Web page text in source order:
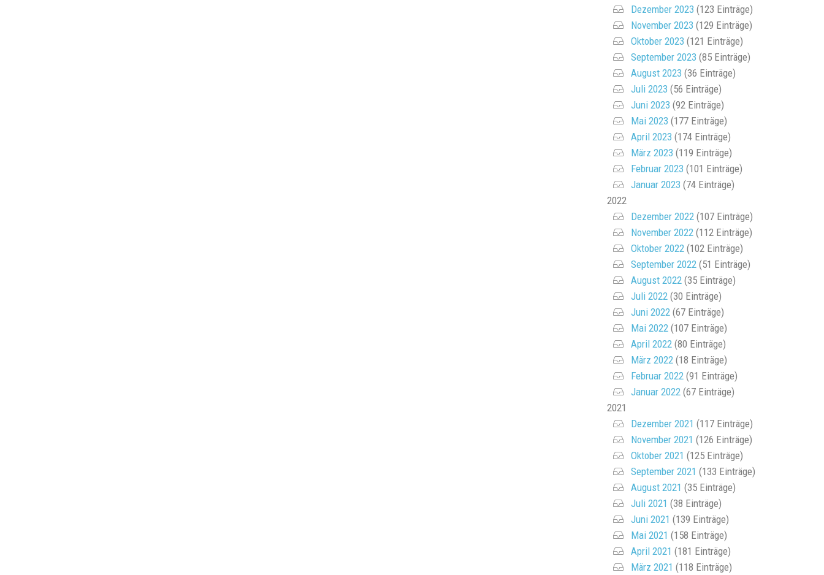
Dezember 2023 (123 Einträge)
November 2023 (129 Einträge)
Oktober 2023 (121 Einträge)
September 2023 (85 Einträge)
August 2023 (36 Einträge)
Juli 2023 (56 Einträge)
Juni 2023 (92 Einträge)
Mai 2023 (177 Einträge)
April 2023 (174 Einträge)
März 2023 (119 Einträge)
Februar 2023 (101 Einträge)
Januar 2023 (74 Einträge)
2022
Dezember 2022(107 Einträge)
November 2022(112 Einträge)
Oktober 2022(102 Einträge)
September 2022(51 Einträge)
August 2022(35 Einträge)
Juli 2022(30 Einträge)
Juni 2022(67 Einträge)
Mai 2022(107 Einträge)
April 2022(80 Einträge)
März 2022(18 Einträge)
Februar 2022(91 Einträge)
Januar 2022(67 Einträge)
2021
Dezember 2021 (117 Einträge)
November 2021 (126 Einträge)
Oktober 2021 (125 Einträge)
September 2021 (133 Einträge)
August 2021 (35 Einträge)
Juli 2021 (38 Einträge)
Juni 2021 (139 Einträge)
Mai 2021 (158 Einträge)
April 2021 (181 Einträge)
März 2021 (118 Einträge)